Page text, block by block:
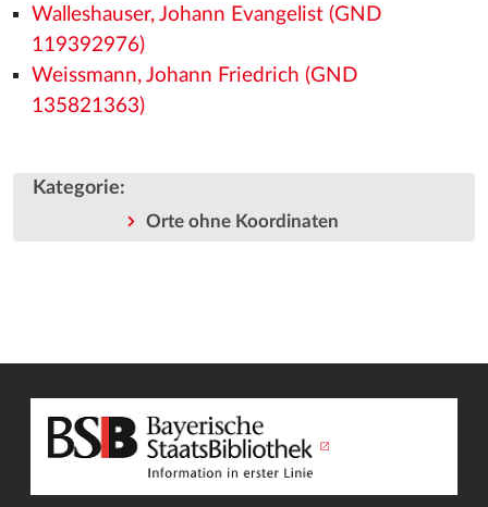
Walleshauser, Johann Evangelist (GND
119392976)
Weissmann, Johann Friedrich (GND
135821363)
Kategorie:
Orte ohne Koordinaten